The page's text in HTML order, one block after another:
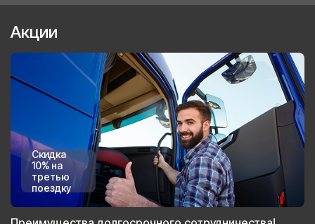
Акции
Скидка
10% на
третью
поездку